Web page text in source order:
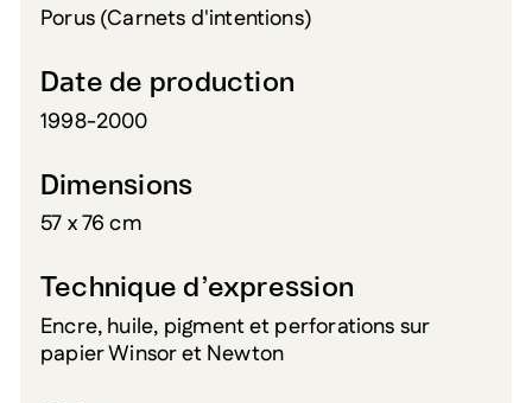
Porus (Carnets d'intentions)
Date de production
1998-2000
Dimensions
57 x 76 cm
Technique d’expression
Encre, huile, pigment et perforations sur
papier Winsor et Newton